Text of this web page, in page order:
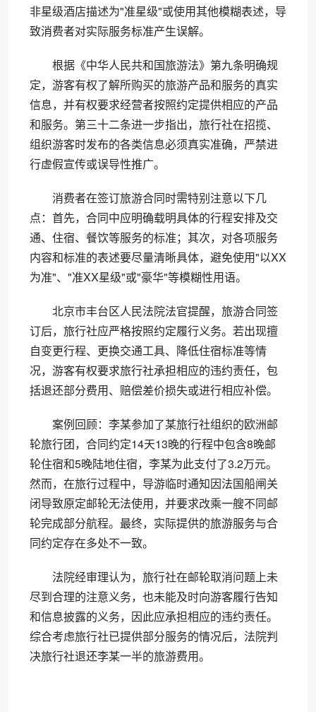
非星级酒店描述为"准星级"或使用其他模糊表述，导
致消费者对实际服务标准产生误解。
根据《中华人民共和国旅游法》第九条明确规
定，游客有权了解所购买的旅游产品和服务的真实
信息，并有权要求经营者按照约定提供相应的产品
和服务。第三十二条进一步指出，旅行社在招揽、
组织游客时发布的各类信息必须真实准确，严禁进
行虚假宣传或误导性推广。
消费者在签订旅游合同时需特别注意以下几
点：首先，合同中应明确载明具体的行程安排及交
通、住宿、餐饮等服务的标准；其次，对各项服务
内容和标准的表述要尽量清晰具体，避免使用"以XX
为准"、"准XX星级"或"豪华"等模糊性用语。
北京市丰台区人民法院法官提醒，旅游合同签
订后，旅行社应严格按照约定履行义务。若出现擅
自变更行程、更换交通工具、降低住宿标准等情
况，游客有权要求旅行社承担相应的违约责任，包
括退还部分费用、赔偿差价损失或进行相应补偿。
案例回顾：李某参加了某旅行社组织的欧洲邮
轮旅行团，合同约定14天13晚的行程中包含8晚邮
轮住宿和5晚陆地住宿，李某为此支付了3.2万元。
然而，在旅行过程中，导游临时通知因法国船闸关
闭导致原定邮轮无法使用，并要求改乘一艘不同邮
轮完成部分航程。最终，实际提供的旅游服务与合
同约定存在多处不一致。
法院经审理认为，旅行社在邮轮取消问题上未
尽到合理的注意义务，也未能及时向游客履行告知
和信息披露的义务，因此应承担相应的违约责任。
综合考虑旅行社已提供部分服务的情况后，法院判
决旅行社退还李某一半的旅游费用。